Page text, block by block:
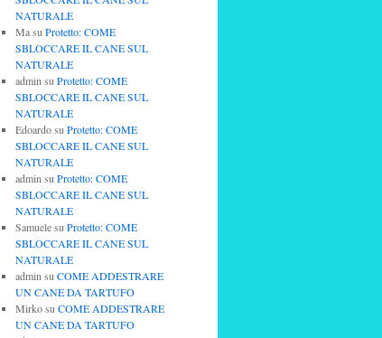
NATURALE
Masu Protetto: COME
SBLOCCARE IL CANE SUL
NATURALE
admin su Protetto: COME
SBLOCCARE IL CANE SUL
NATURALE
Edoardosu Protetto: COME
SBLOCCARE IL CANE SUL
NATURALE
admin su Protetto: COME
SBLOCCARE IL CANE SUL
NATURALE
Samuelesu Protetto: COME
SBLOCCARE IL CANE SUL
NATURALE
admin su COME ADDESTRARE
UN CANE DA TARTUFO
Mirkosu COME ADDESTRARE
UN CANE DA TARTUFO